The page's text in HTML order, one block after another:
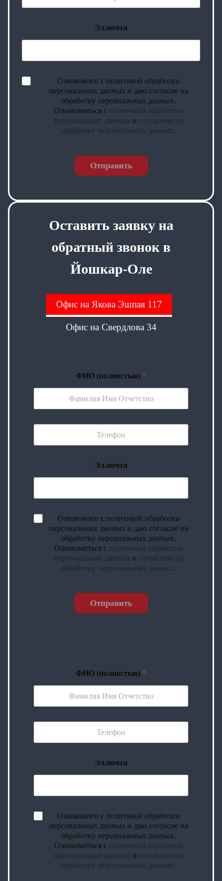
Эл.почта
Ознакомлен с политикой обработки
персональных данных и даю согласие на
обработку персональных данных.
Ознакомиться с политикой обработки
персональных данных и согласием на
обработку персональных данных.
Отправить
Оставить заявку на
обратный звонок в
Йошкар-Оле
Офис на Якова Эшпая 117
Офис на Свердлова 34
ФИО (полностью) *
Эл.почта
Ознакомлен с политикой обработки
персональных данных и даю согласие на
обработку персональных данных.
Ознакомиться с политикой обработки
персональных данных и согласием на
обработку персональных данных.
Отправить
ФИО (полностью) *
Эл.почта
Ознакомлен с политикой обработки
персональных данных и даю согласие на
обработку персональных данных.
Ознакомиться с политикой обработки
персональных данных и согласием на
обработку персональных данных.